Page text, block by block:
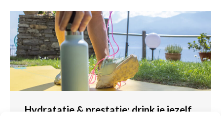
Hydratatie & prestatie: drink je jezelf